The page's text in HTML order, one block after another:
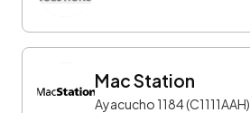
Mac Station
Ayacucho 1184 (C1111AAH)